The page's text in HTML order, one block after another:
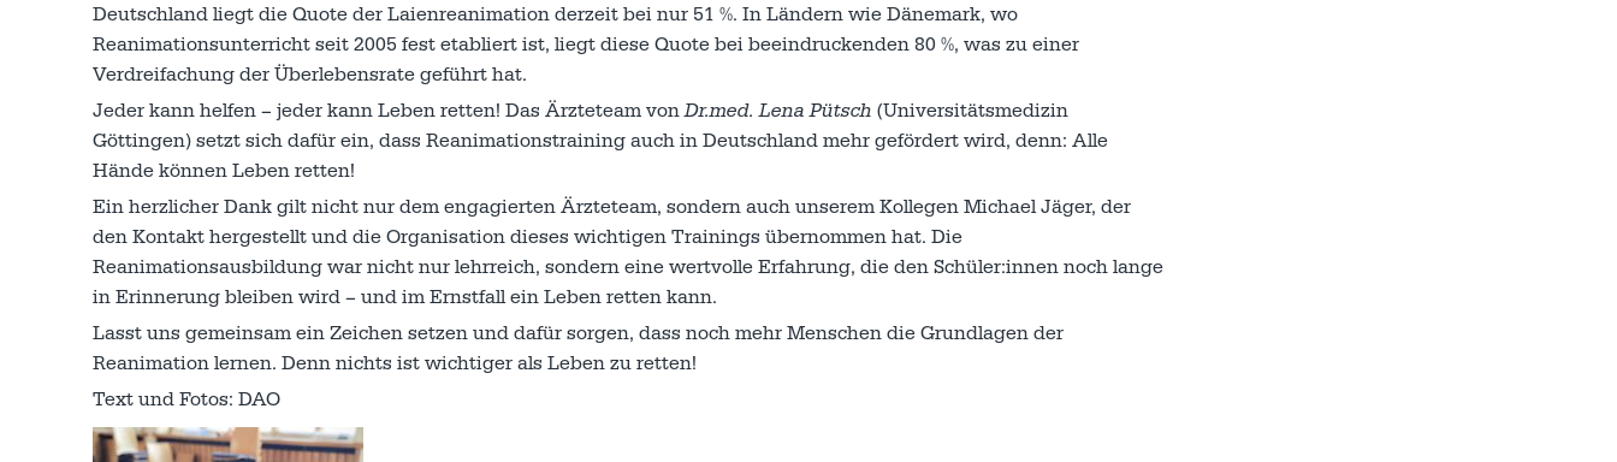
Deutschland liegt die Quote der Laienreanimation derzeit bei nur 51 %. In Ländern wie Dänemark, wo
Reanimationsunterricht seit 2005 fest etabliert ist, liegt diese Quote bei beeindruckenden 80 %, was zu einer
Verdreifachung der Überlebensrate geführt hat.
Jeder kann helfen – jeder kann Leben retten! Das Ärzteteam vonDr.med. Lena Pütsch (Universitätsmedizin
Göttingen) setzt sich dafür ein, dass Reanimationstraining auch in Deutschland mehr gefördert wird, denn: Alle
Hände können Leben retten!
Ein herzlicher Dank gilt nicht nur dem engagierten Ärzteteam, sondern auch unserem Kollegen Michael Jäger, der
den Kontakt hergestellt und die Organisation dieses wichtigen Trainings übernommen hat. Die
Reanimationsausbildung war nicht nur lehrreich, sondern eine wertvolle Erfahrung, die den Schüler:innen noch lange
in Erinnerung bleiben wird – und im Ernstfall ein Leben retten kann.
Lasst uns gemeinsam ein Zeichen setzen und dafür sorgen, dass noch mehr Menschen die Grundlagen der
Reanimation lernen. Denn nichts ist wichtiger als Leben zu retten!
Text und Fotos: DAO